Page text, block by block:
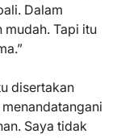
Dalam
mudah. Tapi itu
disertakan
Saya tidak